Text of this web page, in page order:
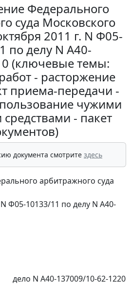
Федерального
суда Московского
2011 г. N Ф05-
по делу N А40-
(ключевые темы:
- расторжение
приема-передачи -
чужими
- пакет
документа смотрите здесь
арбитражного суда
Ф05-10133/11 по делу N А40-
дело N А40-137009/10-62-1220